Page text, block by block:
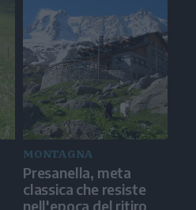
MONTAGNA
Presanella, meta
classica che resiste
nell'epoca del ritiro